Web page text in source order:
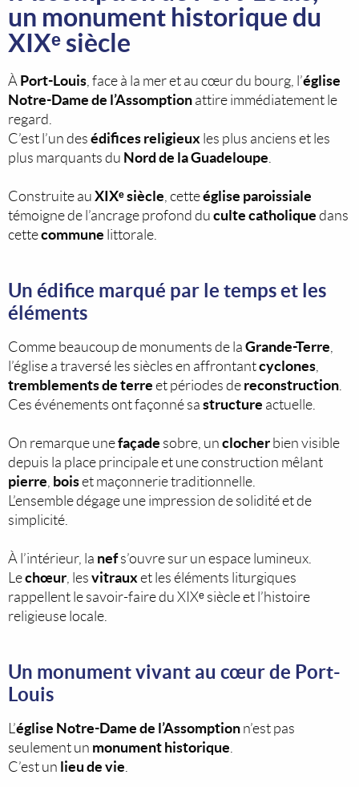
un monument historique du
XIXᵉ siècle
À Port-Louis, face à la mer et au cœur du bourg, l’église
Notre-Dame de l’Assomption attire immédiatement le
regard.
C’est l’un des édifices religieux les plus anciens et les
plus marquants du Nord de la Guadeloupe.
Construite au XIXᵉ siècle, cetteéglise paroissiale
témoigne de l’ancrage profond du culte catholique dans
cettecommune littorale.
Un édifice marqué par le temps et les
éléments
Comme beaucoup de monuments de la Grande-Terre,
l’église a traversé les siècles en affrontantcyclones,
tremblements de terre et périodes de reconstruction.
Ces événements ont façonné sa structure actuelle.
On remarque unefaçade sobre, un clocher bien visible
depuis la place principale et une construction mêlant
pierre, boiset maçonnerie traditionnelle.
L’ensemble dégage une impression de solidité et de
simplicité.
À l’intérieur, la nefs’ouvre sur un espace lumineux.
Lechœur, les vitrauxet les éléments liturgiques
rappellent le savoir-faire du XIXᵉ siècle et l’histoire
religieuse locale.
Un monument vivant au cœur de Port-
Louis
L’église Notre-Dame de l’Assomption n’est pas
seulement un monument historique.
C’est un lieu de vie.